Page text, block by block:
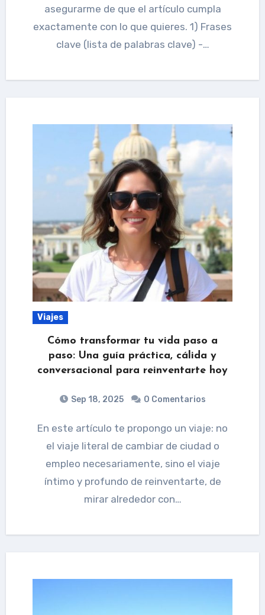
asegurarme de que el artículo cumpla
exactamente con lo que quieres. 1) Frases
clave (lista de palabras clave) -…
Viajes
Cómo transformar tu vida paso a
paso: Una guía práctica, cálida y
conversacional para reinventarte hoy
Sep 18, 2025 0 Comentarios
En este artículo te propongo un viaje: no
el viaje literal de cambiar de ciudad o
empleo necesariamente, sino el viaje
íntimo y profundo de reinventarte, de
mirar alrededor con…